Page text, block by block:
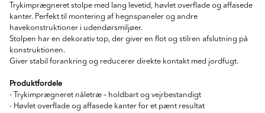
Trykimprægneret stolpe med lang levetid, høvlet overflade og affasede
kanter. Perfekt til montering af hegnspaneler og andre
havekonstruktioner i udendørsmiljøer.
Stolpen har en dekorativ top, der giver en flot og stilren afslutning på
konstruktionen.
Giver stabil forankring og reducerer direkte kontakt med jordfugt.
Produktfordele
- Trykimprægneret nåletræ – holdbart og vejrbestandigt
- Høvlet overflade og affasede kanter for et pænt resultat